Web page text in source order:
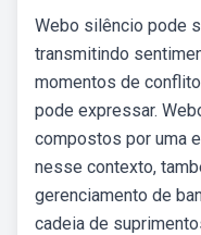
Webo silêncio pode
transmitindo
momentos de
pode expressar.
compostos por uma
nesse contexto,
gerenciamento de
cadeia de